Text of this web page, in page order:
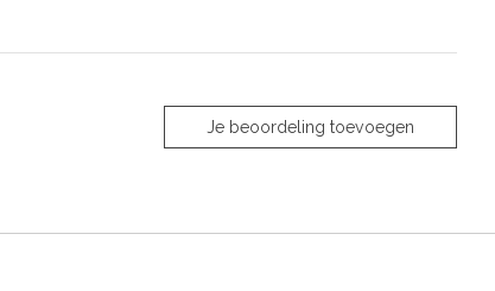
Je beoordeling toevoegen